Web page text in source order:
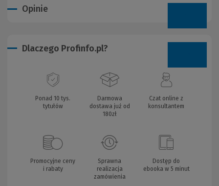
Opinie
Dlaczego Profinfo.pl?
Ponad 10 tys.
tytułów
Darmowa
dostawa już od
180zł
Czat online z
konsultantem
Promocyjne ceny
i rabaty
Sprawna
realizacja
zamówienia
Dostęp do
ebooka w 5 minut